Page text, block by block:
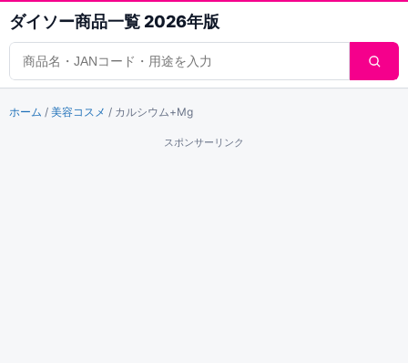
ダイソー商品一覧 2026年版
商品検索
ホーム / 美容コスメ / カルシウム+Mg
スポンサーリンク